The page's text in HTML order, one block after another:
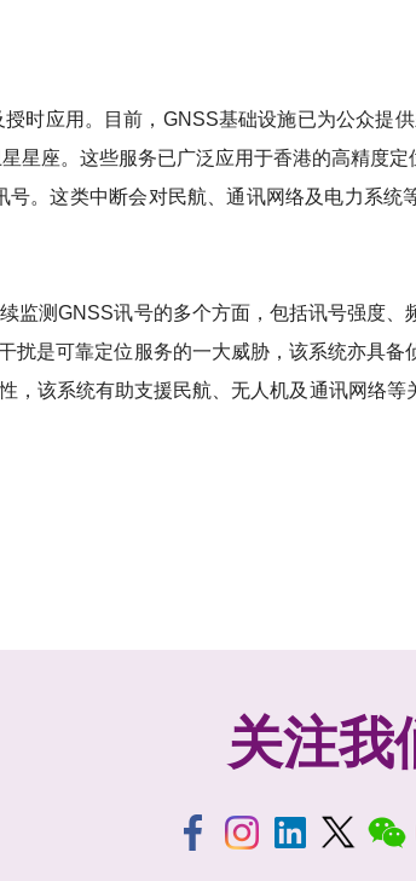
时应用。目前，GNSS基础设施已为公众提
星座。这些服务已广泛应用于香港的高精度
。这类中断会对民航、通讯网络及电力系统
测GNSS讯号的多个方面，包括讯号强度、
是可靠定位服务的一大威胁，该系统亦具备
该系统有助支援民航、无人机及通讯网络等
关注我